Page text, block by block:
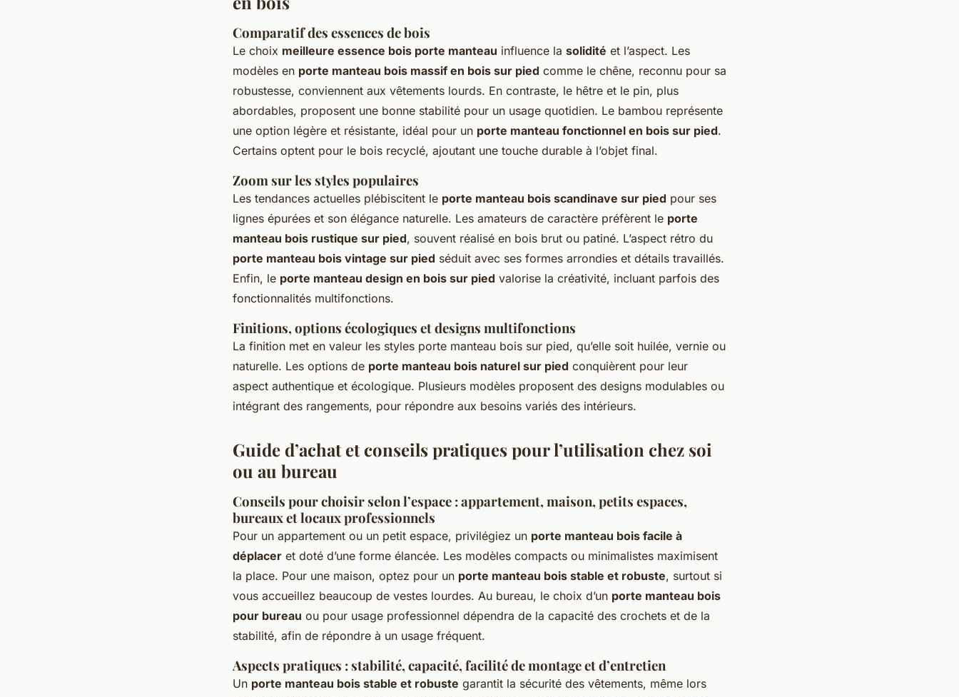
Comparatif des essences de bois
Le choix meilleure essence bois porte manteau influence la solidité et l’aspect. Les
modèles en porte manteau bois massif en bois sur pied comme le chêne, reconnu pour sa
robustesse, conviennent aux vêtements lourds. En contraste, le hêtre et le pin, plus
abordables, proposent une bonne stabilité pour un usage quotidien. Le bambou représente
une option légère et résistante, idéal pour un porte manteau fonctionnel en bois sur pied.
Certains optent pour le bois recyclé, ajoutant une touche durable à l’objet final.
Zoom sur les styles populaires
Les tendances actuelles plébiscitent le porte manteau bois scandinave sur pied pour ses
lignes épurées et son élégance naturelle. Les amateurs de caractère préfèrent le porte
manteau bois rustique sur pied, souvent réalisé en bois brut ou patiné. L’aspect rétro du
porte manteau bois vintage sur pied séduit avec ses formes arrondies et détails travaillés.
Enfin, le porte manteau design en bois sur pied valorise la créativité, incluant parfois des
fonctionnalités multifonctions.
Finitions, options écologiques et designs multifonctions
La finition met en valeur les styles porte manteau bois sur pied, qu’elle soit huilée, vernie ou
naturelle. Les options de porte manteau bois naturel sur pied conquièrent pour leur
aspect authentique et écologique. Plusieurs modèles proposent des designs modulables ou
intégrant des rangements, pour répondre aux besoins variés des intérieurs.
Guide d’achat et conseils pratiques pour l’utilisation chez soi
ou au bureau
Conseils pour choisir selon l’espace : appartement, maison, petits espaces,
bureaux et locaux professionnels
Pour un appartement ou un petit espace, privilégiez un porte manteau bois facile à
déplacer et doté d’une forme élancée. Les modèles compacts ou minimalistes maximisent
la place. Pour une maison, optez pour un porte manteau bois stable et robuste, surtout si
vous accueillez beaucoup de vestes lourdes. Au bureau, le choix d’un porte manteau bois
pour bureau ou pour usage professionnel dépendra de la capacité des crochets et de la
stabilité, afin de répondre à un usage fréquent.
Aspects pratiques : stabilité, capacité, facilité de montage et d’entretien
Un porte manteau bois stable et robuste garantit la sécurité des vêtements, même lors